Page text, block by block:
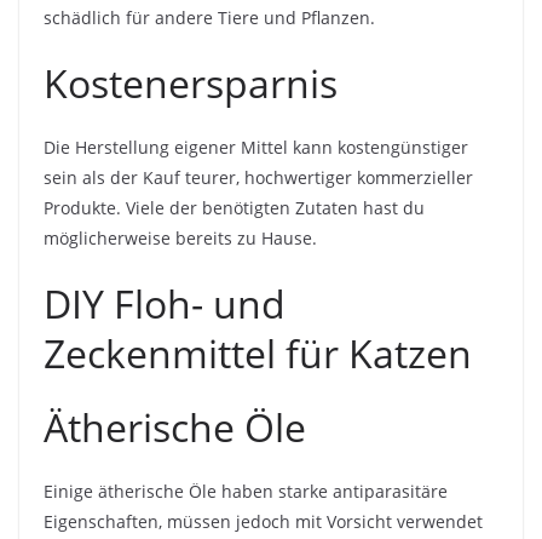
schädlich für andere Tiere und Pflanzen.
Kostenersparnis
Die Herstellung eigener Mittel kann kostengünstiger
sein als der Kauf teurer, hochwertiger kommerzieller
Produkte. Viele der benötigten Zutaten hast du
möglicherweise bereits zu Hause.
DIY Floh- und
Zeckenmittel für Katzen
Ätherische Öle
Einige ätherische Öle haben starke antiparasitäre
Eigenschaften, müssen jedoch mit Vorsicht verwendet